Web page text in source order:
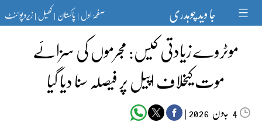
content جا وید چوہدری صفحۂ اول|پاکستان|کھیل|زیرو پوائنٹ
موٹروے زیادتی کیس: مجرموں کی سزائے
موت کیخلاف اپیل پر فیصلہ سنا دیا گیا
4جون‬‮ |